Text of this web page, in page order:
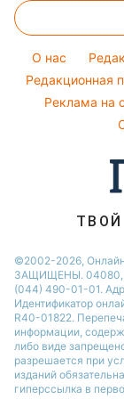
Потап
Советы от
Новости
Новости Сум
Новости
Новости
Новости
Новости
Новости
Тесты по
Оптические
Народные
Все о шоу-
O нас
Редакционная
Реклама на
©2002-2026,
ЗАЩИЩЕНЫ. 04080,
(044) 490-01-01.
Идентификатор
R40-01822.
информации,
либо виде
разрешается при
изданий
гиперссылка в